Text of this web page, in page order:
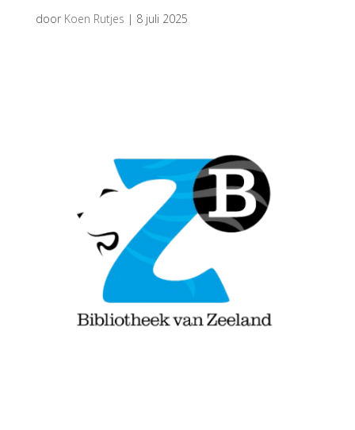
door Koen Rutjes | 8 juli 2025